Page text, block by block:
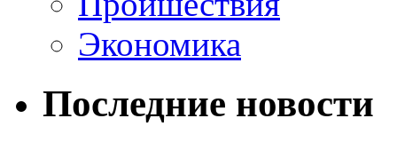
Экономика
Последние новости